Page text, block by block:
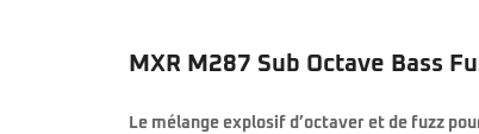
Standard
Nouveau
Flight
Serie U5
Serie V5
MXR M287 Sub Octave Bass
Le mélange explosif d’octaver et de fuzz